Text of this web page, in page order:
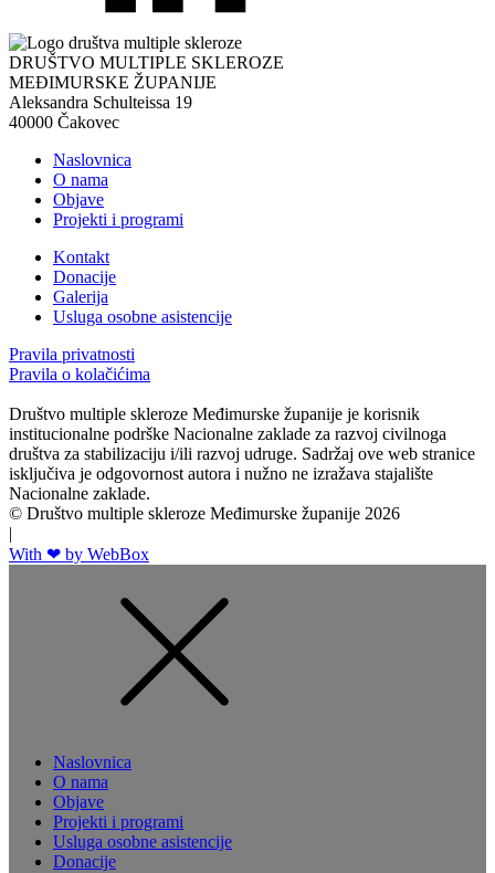
DRUŠTVO MULTIPLE SKLEROZE
MEĐIMURSKE ŽUPANIJE
Aleksandra Schulteissa 19
40000 Čakovec
Naslovnica
O nama
Objave
Projekti i programi
Kontakt
Donacije
Galerija
Usluga osobne asistencije
Pravila privatnosti
Pravila o kolačićima
Društvo multiple skleroze Međimurske županije je korisnik
institucionalne podrške Nacionalne zaklade za razvoj civilnoga
društva za stabilizaciju i/ili razvoj udruge. Sadržaj ove web stranice
isključiva je odgovornost autora i nužno ne izražava stajalište
Nacionalne zaklade.
© Društvo multiple skleroze Međimurske županije 2026
|
With ❤ by WebBox
Naslovnica
O nama
Objave
Projekti i programi
Usluga osobne asistencije
Donacije